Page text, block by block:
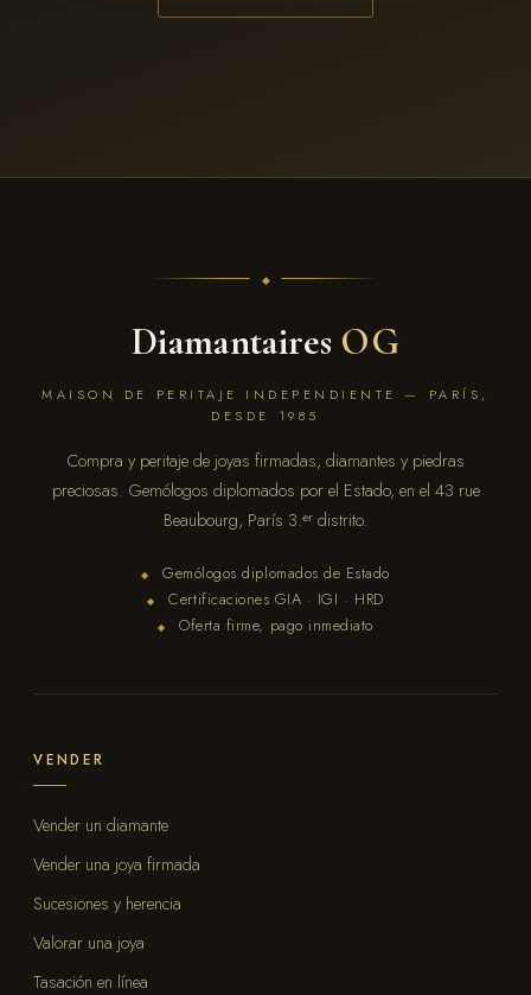
Diamantaires OG
MAISON DE PERITAJE INDEPENDIENTE — PARÍS,
DESDE 1985
Compra y peritaje de joyas firmadas, diamantes y piedras
preciosas. Gemólogos diplomados por el Estado, en el 43 rue
Beaubourg, París 3.ᵉʳ distrito.
◆ Gemólogos diplomados de Estado
◆ Certificaciones GIA · IGI · HRD
◆ Oferta firme, pago inmediato
VENDER
Vender un diamante
Vender una joya firmada
Sucesiones y herencia
Valorar una joya
Tasación en línea